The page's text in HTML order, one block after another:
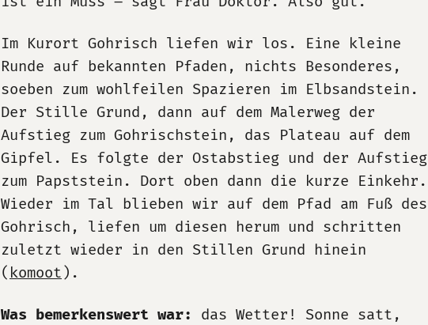
Im Kurort Gohrisch liefen wir los. Eine kleine
Runde auf bekannten Pfaden, nichts Besonderes,
soeben zum wohlfeilen Spazieren im Elbsandstein.
Der Stille Grund, dann auf dem Malerweg der
Aufstieg zum Gohrischstein, das Plateau auf dem
Gipfel. Es folgte der Ostabstieg und der Aufstieg
zum Papststein. Dort oben dann die kurze Einkehr.
Wieder im Tal blieben wir auf dem Pfad am Fuß des
Gohrisch, liefen um diesen herum und schritten
zuletzt wieder in den Stillen Grund hinein
( komoot ).
Was bemerkenswert war:
das Wetter! Sonne satt,